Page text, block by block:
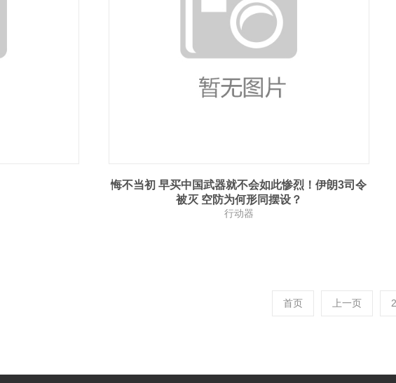
悔不当初 早买中国武器就不会如此惨烈！伊朗3司令
被灭 空防为何形同摆设？
行动器
首页 上一页 2